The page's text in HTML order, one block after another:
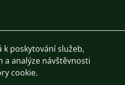
k poskytování služeb,
a analýze návštěvnosti
cookie.